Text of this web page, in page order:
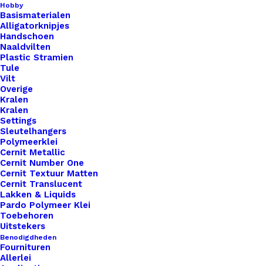
Hobby
Basismaterialen
Alligatorknipjes
Handschoen
Naaldvilten
Plastic Stramien
Tule
Vilt
Overige
Kralen
Kralen
Settings
Sleutelhangers
Polymeerklei
Cernit Metallic
Cernit Number One
Cernit Textuur Matten
Cernit Translucent
Lakken & Liquids
Pardo Polymeer Klei
Toebehoren
Uitstekers
Benodigdheden
Fournituren
Allerlei
Big
Labels
8x3cm
Made
♥
Overdwars
aantal
Artikelnummer
Categorie
Kleur
Binnen 1-3 werkdagen verzonden
Veilig betalen
Unieke en kwaliteitsproducten